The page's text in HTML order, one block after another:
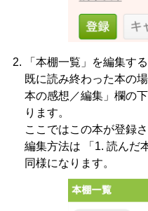
「本棚一覧」を編集する
既に読み終わった本の
本の感想／編集」欄の
ります。
ここではこの本が登録
編集方法は 「1. 読んだ
同様になります。